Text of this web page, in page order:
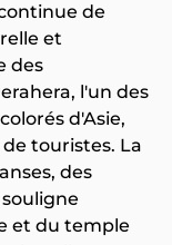
de
et
des
l'un des
d'Asie,
touristes. La
des
et du temple